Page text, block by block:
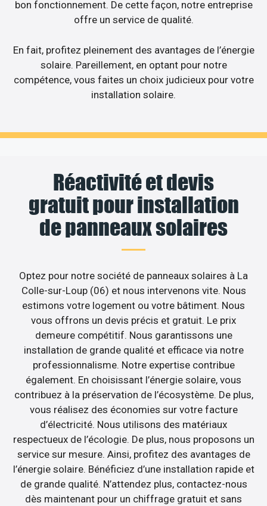
bon fonctionnement. De cette façon, notre entreprise
offre un service de qualité.
En fait, profitez pleinement des avantages de l’énergie
solaire. Pareillement, en optant pour notre
compétence, vous faites un choix judicieux pour votre
installation solaire.
Réactivité et devis
gratuit pour installation
de panneaux solaires
Optez pour notre société de panneaux solaires à La
Colle-sur-Loup (06) et nous intervenons vite. Nous
estimons votre logement ou votre bâtiment. Nous
vous offrons un devis précis et gratuit. Le prix
demeure compétitif. Nous garantissons une
installation de grande qualité et efficace via notre
professionnalisme. Notre expertise contribue
également. En choisissant l’énergie solaire, vous
contribuez à la préservation de l’écosystème. De plus,
vous réalisez des économies sur votre facture
d’électricité. Nous utilisons des matériaux
respectueux de l’écologie. De plus, nous proposons un
service sur mesure. Ainsi, profitez des avantages de
l’énergie solaire. Bénéficiez d’une installation rapide et
de grande qualité. N’attendez plus, contactez-nous
dès maintenant pour un chiffrage gratuit et sans